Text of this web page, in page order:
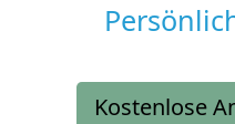
Kostenlose